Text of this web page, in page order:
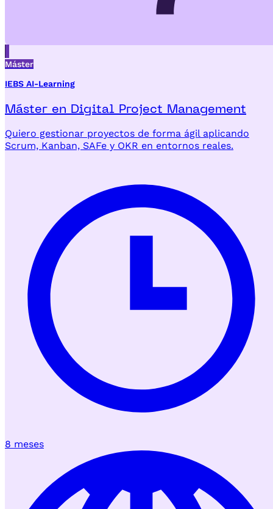
Máster
IEBS AI-Learning
Máster en Digital Project Management
Quiero gestionar proyectos de forma ágil aplicando
Scrum, Kanban, SAFe y OKR en entornos reales.
8 meses